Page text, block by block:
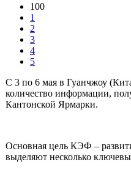
100
1
2
3
4
5
С 3 по 6 мая в Гуанчжоу
количество информации,
Кантонской Ярмарки.
Основная цель КЭФ –
выделяют несколько